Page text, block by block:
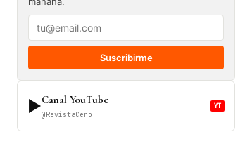
Suscribirme
▶Canal YouTube
@RevistaCero
YT